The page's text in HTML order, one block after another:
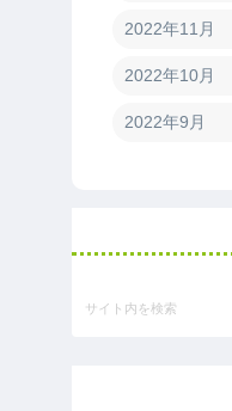
2022年11月
2022年10月
2022年9月